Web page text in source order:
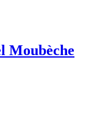
Moubèche